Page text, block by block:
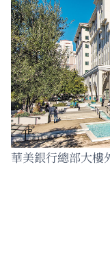
華美銀行總部大樓